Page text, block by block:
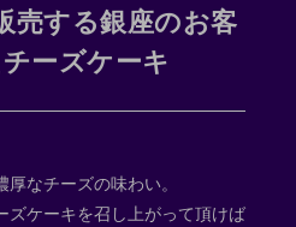
売する銀座のお客
ーズケーキ
なチーズの味わい。
ズケーキを召し上がって頂けば